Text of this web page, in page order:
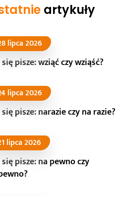
artykuły
się pisze: wziąć czy wziąść?
lipca 2026
się pisze: narazie czy na razie?
lipca 2026
się pisze: na pewno czy
lipca 2026